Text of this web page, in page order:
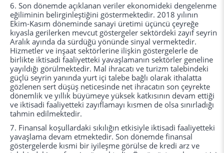
6. Son dönemde açıklanan veriler ekonomideki dengelenme
eğiliminin belirginleştiğini göstermektedir. 2018 yılının
Ekim-Kasım döneminde sanayi üretimi üçüncü çeyreğe
kıyasla gerilerken mevcut göstergeler sektördeki zayıf seyrin
Aralık ayında da sürdüğü yönünde sinyal vermektedir.
Hizmetler ve inşaat sektörlerine ilişkin göstergelerle de
birlikte iktisadi faaliyetteki yavaşlamanın sektörler geneline
yayıldığı görülmektedir. Mal ihracatı ve turizm talebindeki
güçlü seyrin yanında yurt içi talebe bağlı olarak ithalatta
gözlenen sert düşüş neticesinde net ihracatın son çeyrekte
dönemlik ve yıllık büyümeye yüksek katkısının devam ettiği
ve iktisadi faaliyetteki zayıflamayı kısmen de olsa sınırladığı
tahmin edilmektedir.
7. Finansal koşullardaki sıkılığın etkisiyle iktisadi faaliyetteki
yavaşlama devam etmektedir. Son dönemde finansal
göstergelerde kısmi bir iyileşme görülse de kredi arz ve